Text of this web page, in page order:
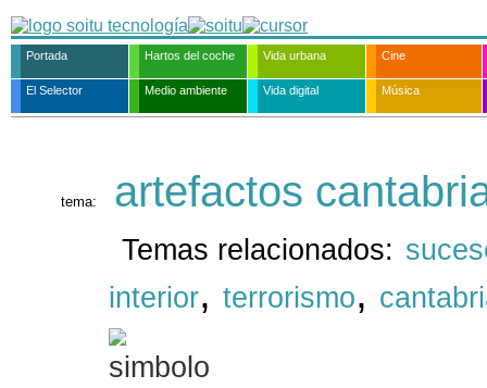
Portada Hartos del coche Vida urbana Cine
El Selector Medio ambiente Vida digital Música
tema: artefactos
Temas relacionados:
interior, terrorismo,